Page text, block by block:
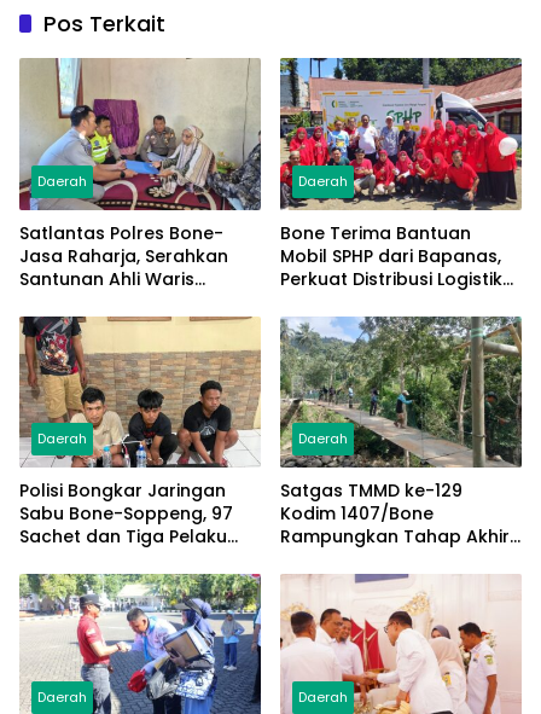
Pos Terkait
Daerah
Satlantas Polres Bone-
Jasa Raharja, Serahkan
Santunan Ahli Waris
Rp50 Juta
Daerah
Bone Terima Bantuan
Mobil SPHP dari Bapanas,
Perkuat Distribusi Logistik
Daerah
Polisi Bongkar Jaringan
Sabu Bone-Soppeng, 97
Sachet dan Tiga Pelaku
Daerah
Satgas TMMD ke-129
Kodim 1407/Bone
Rampungkan Tahap Akhir
Pattuku, Jaring Pengaman
Mulai Terpasang
Daerah Daerah